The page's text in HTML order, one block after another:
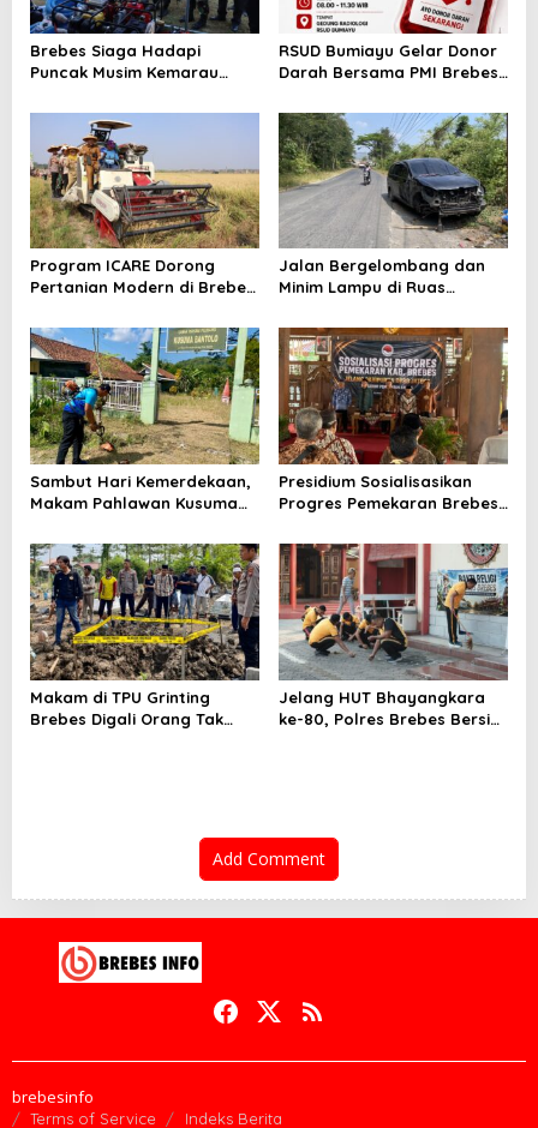
Brebes Siaga Hadapi
Puncak Musim Kemarau
Kesiapsiagaan Bencana dan
Karhutla
RSUD Bumiayu Gelar Donor
Darah Bersama PMI Brebes
Indonesia
Program ICARE Dorong
Pertanian Modern di Brebes,
Tembus 10,2 Ton per Hektare
Jalan Bergelombang dan
Minim Lampu di Ruas
Telan Korban, Innova
Hantam Pohon di
Bantarkawung
Sambut Hari Kemerdekaan,
Makam Pahlawan Kusuma
Dibersihkan
Presidium Sosialisasikan
Progres Pemekaran Brebes
Pansus DPRD Jateng Jadi
Tahap Berikutnya
Makam di TPU Grinting
Brebes Digali Orang Tak
Jelang HUT Bhayangkara
ke-80, Polres Brebes Bersih-
Add Comment
brebesinfo
Terms of Service Indeks Berita